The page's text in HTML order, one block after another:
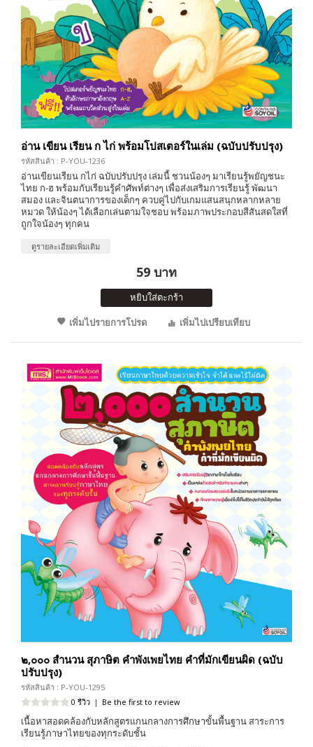
อ่าน เขียน เรียน ก ไก่ พร้อมโปสเตอร์ในเล่ม (ฉบับปรับปรุง)
รหัสสินค้า : P-YOU-1236
อ่านเขียนเรียน กไก่ ฉบับปรับปรุง เล่มนี้ ชวนน้องๆ มาเรียนรู้พยัญชนะ
ไทย ก-ฮ พร้อมกับเรียนรู้คำศัพท์ต่างๆ เพื่อส่งเสริมการเรียนรู้ พัฒนา
สมอง และจินตนาการของเด็กๆ ควบคู่ไปกับเกมแสนสนุกหลากหลาย
หมวด ให้น้องๆ ได้เลือกเล่นตามใจชอบ พร้อมภาพประกอบสีสันสดใสที่
ถูกใจน้องๆ ทุกคน
ดูรายละเอียดเพิ่มเติม
59 บาท
หยิบใส่ตะกร้า
เพิ่มไปรายการโปรด
เพิ่มไปเปรียบเทียบ
๒,๐๐๐ สำนวน สุภาษิต คำพังเพยไทย คำที่มักเขียนผิด (ฉบับ
ปรับปรุง)
รหัสสินค้า : P-YOU-1295
0 รีวิว | Be the first to review
เนื้อหาสอดคล้องกับหลักสูตรแกนกลางการศึกษาขั้นพื้นฐาน สาระการ
เรียนรู้ภาษาไทยของทุกระดับชั้น